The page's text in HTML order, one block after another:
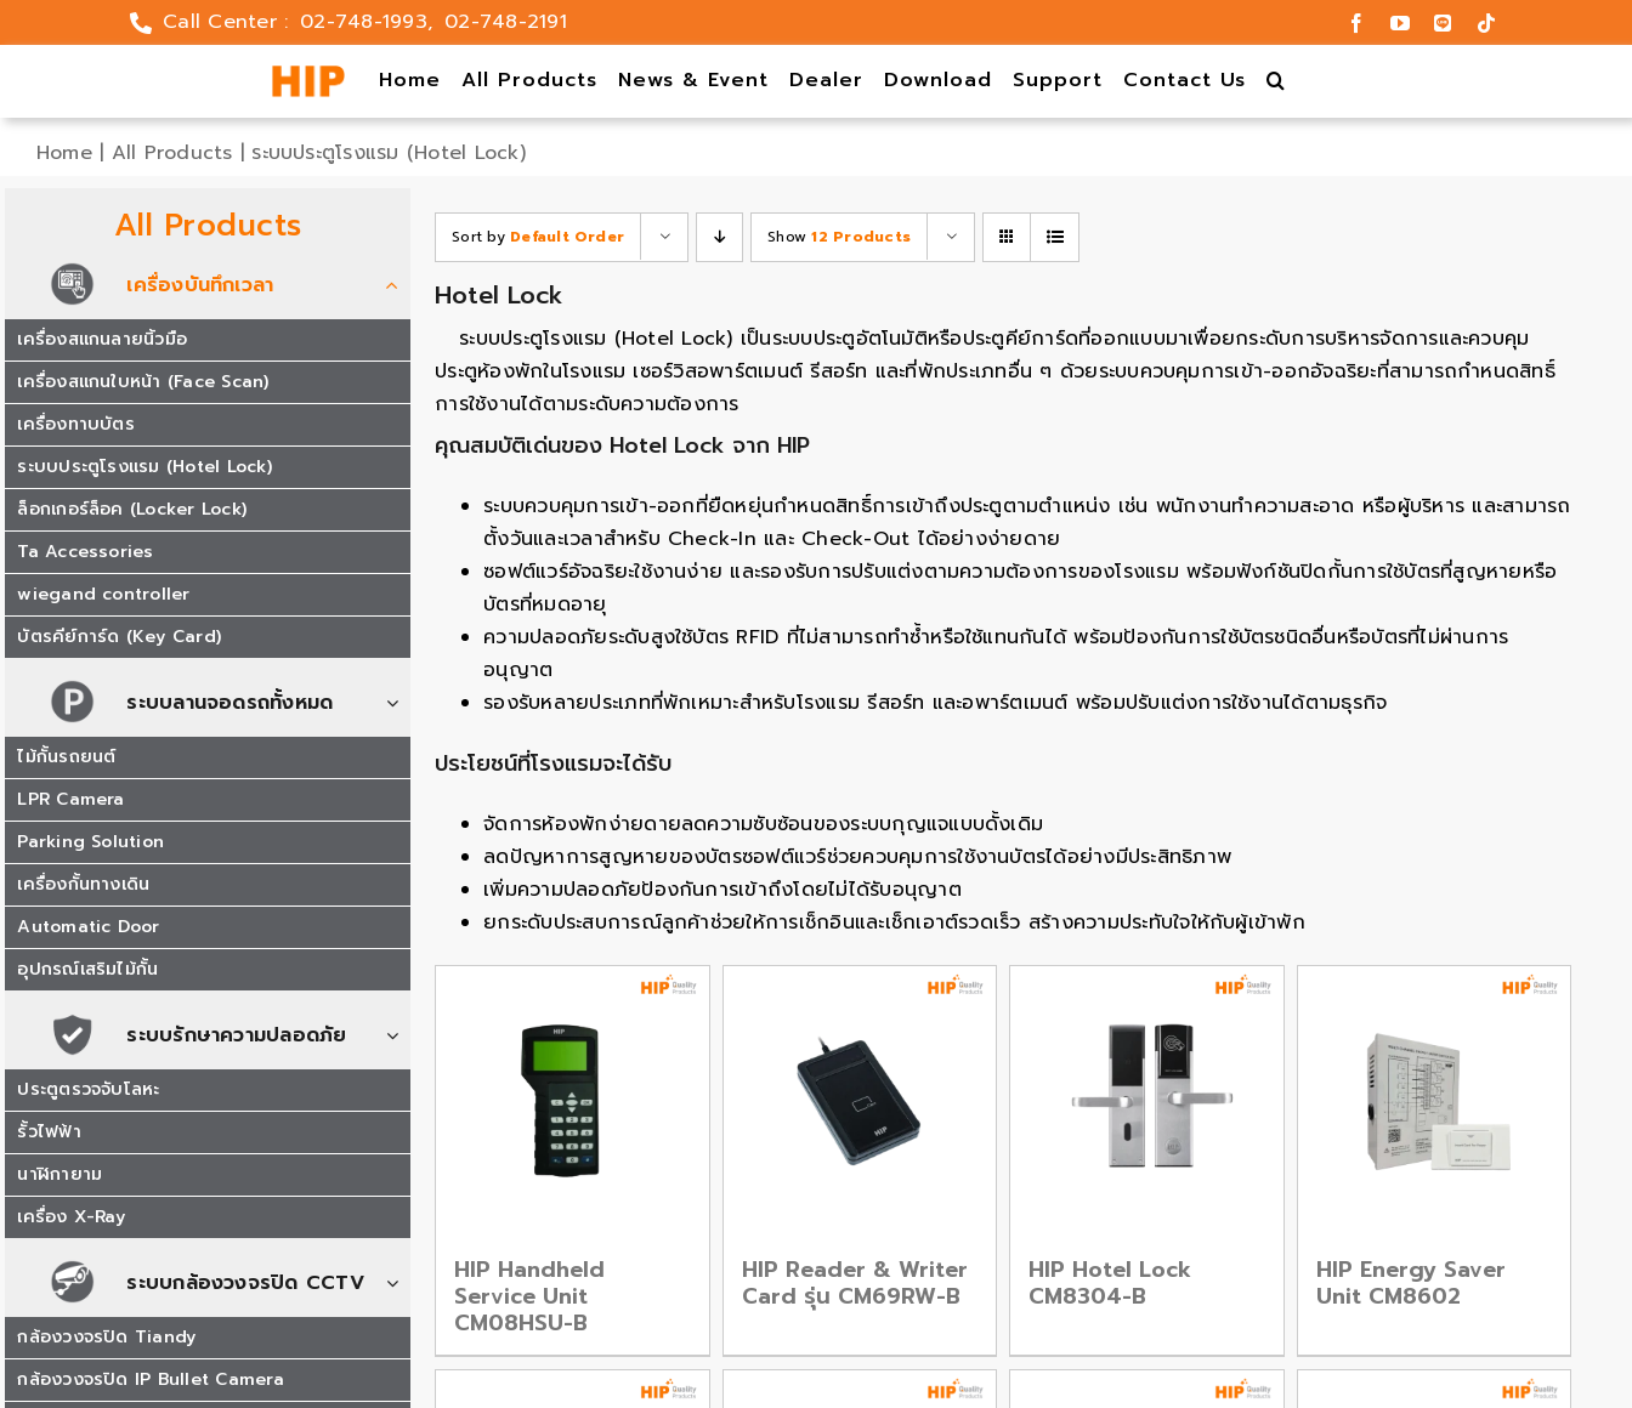
to
Call Center : 02-748-1993, 02-748-2191
Home
All Products News & Event Dealer Download Support Contact Us
Home| All Products | ระบบประตูโรงแรม (Hotel Lock)
All Products
เครื่องบันทึกเวลา
เครื่องสแกนลายนิ้วมือ
เครื่องสแกนใบหน้า (Face Scan)
เครื่องทาบบัตร
ระบบประตูโรงแรม (Hotel Lock)
ล็อกเกอร์ล็อค (Locker Lock)
Ta Accessories
wiegand controller
บัตรคีย์การ์ด (Key Card)
ระบบลานจอดรถทั้งหมด
ไม้กั้นรถยนต์
LPR Camera
Parking Solution
เครื่องกั้นทางเดิน
Automatic Door
อุปกรณ์เสริมไม้กั้น
ระบบรักษาความปลอดภัย
ประตูตรวจจับโลหะ
รั้วไฟฟ้า
นาฬิกายาม
เครื่อง X-Ray
ระบบกล้องวงจรปิด CCTV
กล้องวงจรปิด Tiandy
กล้องวงจรปิด IP Bullet Camera
Sort by Default Order Show12 Products
Hotel Lock
ระบบประตูโรงแรม (Hotel Lock) เป็นระบบประตูอัตโนมัติหรือประตูคีย์การ์ดที่ออกแบบมาเพื่อยกระดับการบริหารจัดการและควบคุม
ประตูห้องพักในโรงแรม เซอร์วิสอพาร์ตเมนต์ รีสอร์ท และที่พักประเภทอื่น ๆ ด้วยระบบควบคุมการเข้า-ออกอัจฉริยะที่สามารถกำหนดสิทธิ์
การใช้งานได้ตามระดับความต้องการ
คุณสมบัติเด่นของ Hotel Lock จาก HIP
ระบบควบคุมการเข้า-ออกที่ยืดหยุ่นกำหนดสิทธิ์การเข้าถึงประตูตามตำแหน่ง เช่น พนักงานทำความสะอาด หรือผู้บริหาร และสามารถ
ตั้งวันและเวลาสำหรับ Check-In และ Check-Out ได้อย่างง่ายดาย
ซอฟต์แวร์อัจฉริยะใช้งานง่าย และรองรับการปรับแต่งตามความต้องการของโรงแรม พร้อมฟังก์ชันปิดกั้นการใช้บัตรที่สูญหายหรือ
บัตรที่หมดอายุ
ความปลอดภัยระดับสูงใช้บัตร RFID ที่ไม่สามารถทำซ้ำหรือใช้แทนกันได้ พร้อมป้องกันการใช้บัตรชนิดอื่นหรือบัตรที่ไม่ผ่านการ
อนุญาต
รองรับหลายประเภทที่พักเหมาะสำหรับโรงแรม รีสอร์ท และอพาร์ตเมนต์ พร้อมปรับแต่งการใช้งานได้ตามธุรกิจ
ประโยชน์ที่โรงแรมจะได้รับ
จัดการห้องพักง่ายดายลดความซับซ้อนของระบบกุญแจแบบดั้งเดิม
ลดปัญหาการสูญหายของบัตรซอฟต์แวร์ช่วยควบคุมการใช้งานบัตรได้อย่างมีประสิทธิภาพ
เพิ่มความปลอดภัยป้องกันการเข้าถึงโดยไม่ได้รับอนุญาต
ยกระดับประสบการณ์ลูกค้าช่วยให้การเช็กอินและเช็กเอาต์รวดเร็ว สร้างความประทับใจให้กับผู้เข้าพัก
HIP Handheld
Service Unit
CM08HSU-B
HIP Reader & Writer
Card รุ่น CM69RW-B
HIP Hotel Lock
CM8304-B
HIP Energy Saver
Unit CM8602